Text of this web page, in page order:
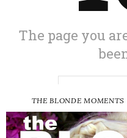
THE BLONDE